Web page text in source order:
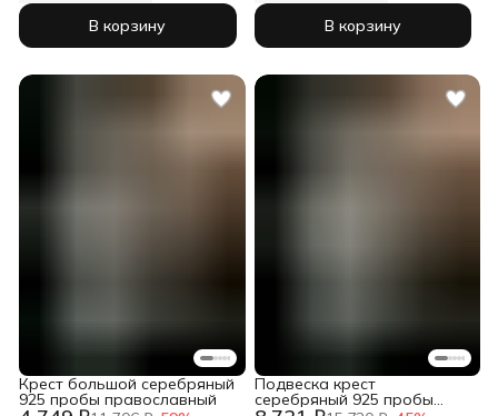
В корзину В корзину
Крест большой серебряный
925 пробы православный
Подвеска крест
серебряный 925 пробы